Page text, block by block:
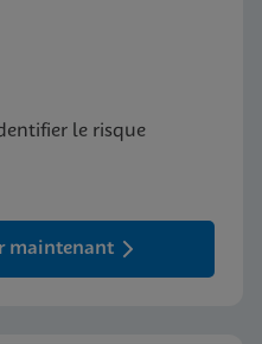
le risque
maintenant